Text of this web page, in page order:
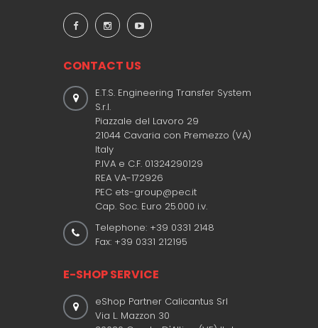
CONTACT US
E.T.S. Engineering Transfer System
S.r.l.
Piazzale del Lavoro 29
21044 Cavaria con Premezzo (VA)
Italy
P.IVA e C.F. 01324290129
REA VA-172926
PEC ets-group@pec.it
Cap. Soc. Euro 25.000 i.v.
Telephone: +39 0331 2148
Fax: +39 0331 212195
E-SHOP SERVICE
eShop Partner Calicantus Srl
Via L. Mazzon 30